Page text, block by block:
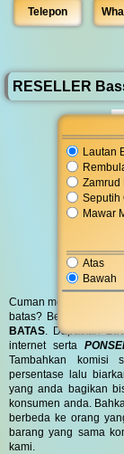
Lautan
Zamrud
Seputih
Mawar
Atas
Bawah
Telepon
RESELLER
Cuman modal posting
batas? Bergabung
BATAS . Dapatkan
internet serta
Tambahkan komisi
persentase lalu
yang anda bagikan
konsumen anda.
berbeda ke orang
barang yang sama
kami.